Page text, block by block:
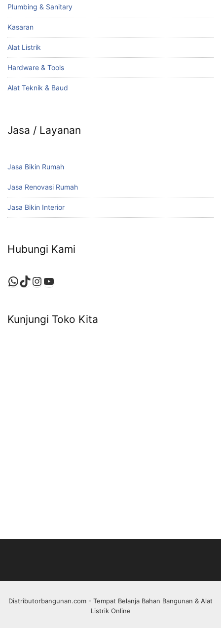
Plumbing & Sanitary
Kasaran
Alat Listrik
Hardware & Tools
Alat Teknik & Baud
Jasa / Layanan
Jasa Bikin Rumah
Jasa Renovasi Rumah
Jasa Bikin Interior
Hubungi Kami
WhatsApp
TikTok
Instagram
YouTube
Kunjungi Toko Kita
Distributorbangunan.com - Tempat Belanja Bahan Bangunan & Alat
Listrik Online